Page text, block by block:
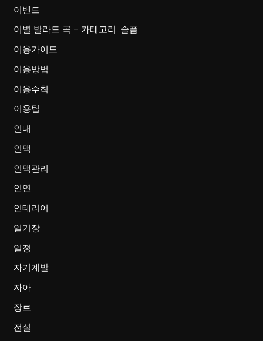
이벤트
이별 발라드 곡 – 카테고리: 슬픔
이용가이드
이용방법
이용수칙
이용팁
인내
인맥
인맥관리
인연
인테리어
일기장
일정
자기계발
자아
장르
전설